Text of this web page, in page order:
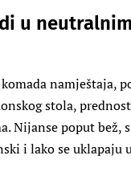
u
namještaja,
stola,
Nijanse poput bež,
i lako se uklapaju